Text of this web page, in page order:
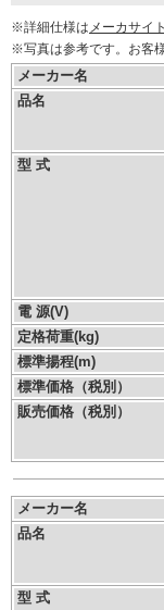
※詳細仕様は メーカサイト
※写真は参考です。お客
メーカー名
品名
型 式
電 源(V)
定格荷重(kg)
標準揚程(m)
標準価格（税別）
販売価格（税別）
メーカー名
品名
型 式